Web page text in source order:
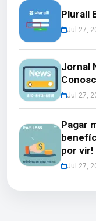
Plurall
Jul 27,
Jornal
Jul 27,
Pagar
por vir!
Jul 27,